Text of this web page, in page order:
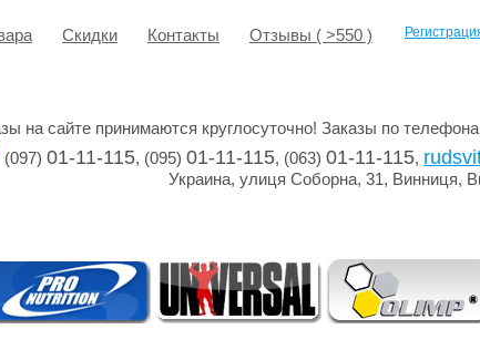
Cкидки Контакты
Отзывы ( >550 )
на сайте принимаются круглосуточно! Заказы по
(097) 01-11-115, (095) 01-11-115, (063) 01-11-115,
Украина, улиця Соборна, 31, Винниця,